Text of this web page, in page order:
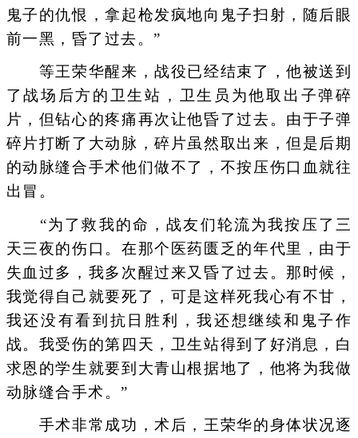
鬼子的仇恨，拿起枪发疯地向鬼子扫射，随后眼
前一黑，昏了过去。”
等王荣华醒来，战役已经结束了，他被送到
了战场后方的卫生站，卫生员为他取出子弹碎
片，但钻心的疼痛再次让他昏了过去。由于子弹
碎片打断了大动脉，碎片虽然取出来，但是后期
的动脉缝合手术他们做不了，不按压伤口血就往
出冒。
“为了救我的命，战友们轮流为我按压了三
天三夜的伤口。在那个医药匮乏的年代里，由于
失血过多，我多次醒过来又昏了过去。那时候，
我觉得自己就要死了，可是这样死我心有不甘，
我还没有看到抗日胜利，我还想继续和鬼子作
战。我受伤的第四天，卫生站得到了好消息，白
求恩的学生就要到大青山根据地了，他将为我做
动脉缝合手术。”
手术非常成功，术后，王荣华的身体状况逐